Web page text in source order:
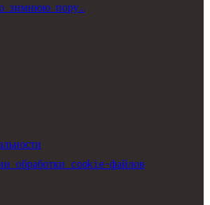
зимнюю пору…
обработки cookie-файлов